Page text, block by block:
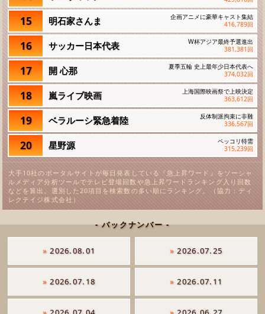
15 明石家さんま
企画アニメに豪華キャスト集結
416,789回
16 サッカー日本代表
W杯アジア最終予選進出
381,381 回
17 開 心那
夏季五輪 史上最年少日本代表へ
374,032回
18 嵐ライブ映画
上海国際映画祭で上映決定
363,612回
19 ベラルーシ緊急着陸
反体制派拘束に非難
336,567回
20 星野源
ペッコリ特需
315,239回
大手10社のポータルサイトが毎日発表している『急上昇ワード』をソーシャ
ルメディア分析ツールでテレビ登場回数や急上昇ワードランキング入り回数
などを算出。選別した20項目を検索数の多い順にランキング。（協力：ディ
レクテイジ株式会社）
- バックナンバー -
» 2026.08.01 » 2026.07.25
» 2026.07.18 » 2026.07.11